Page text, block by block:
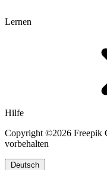
Lernen
Hilfe
Copyright ©2026 Freepik
vorbehalten
Deutsch